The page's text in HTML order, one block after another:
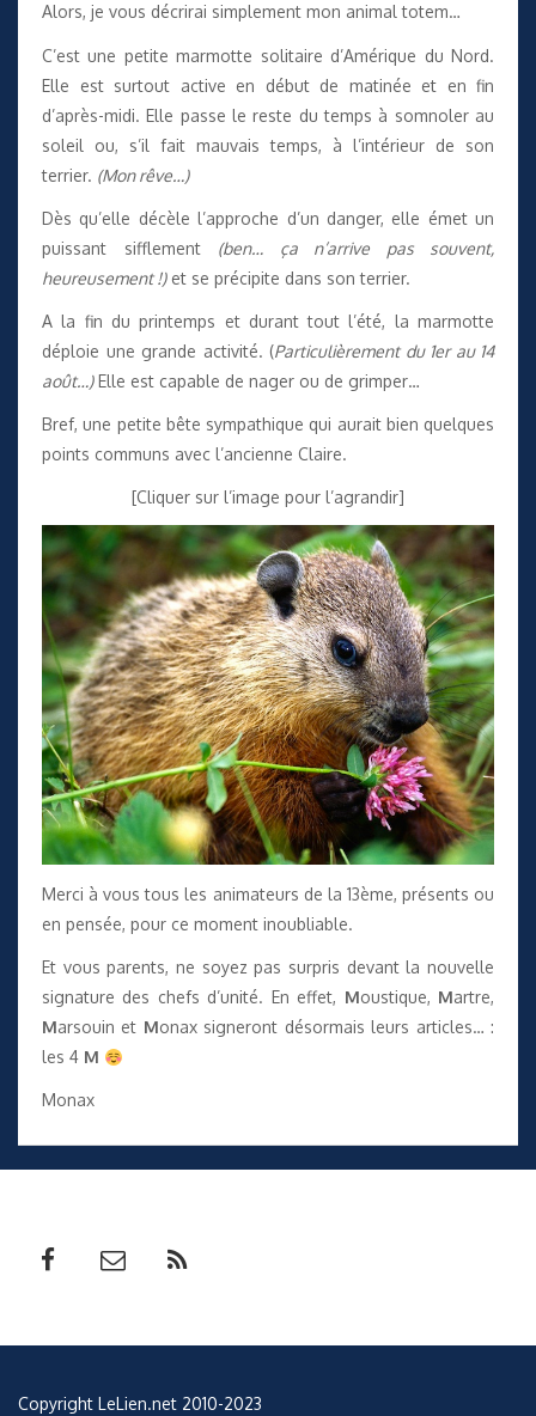
Alors, je vous décrirai simplement mon animal totem…
C’est une petite marmotte solitaire d’Amérique du Nord.
Elle est surtout active en début de matinée et en fin
d’après-midi. Elle passe le reste du temps à somnoler au
soleil ou, s’il fait mauvais temps, à l’intérieur de son
terrier. (Mon rêve…)
Dès qu’elle décèle l’approche d’un danger, elle émet un
puissant sifflement (ben… ça n’arrive pas souvent,
heureusement !)et se précipite dans son terrier.
A la fin du printemps et durant tout l’été, la marmotte
déploie une grande activité. (Particulièrement du 1er au 14
août…)Elle est capable de nager ou de grimper…
Bref, une petite bête sympathique qui aurait bien quelques
points communs avec l’ancienne Claire.
[Cliquer sur l’image pour l’agrandir]
Merci à vous tous les animateurs de la 13ème, présents ou
en pensée, pour ce moment inoubliable.
Et vous parents, ne soyez pas surpris devant la nouvelle
signature des chefs d’unité. En effet, Moustique, Martre,
Marsouin et Monax signeront désormais leurs articles… :
les 4 M
Monax
Copyright LeLien.net 2010-2023